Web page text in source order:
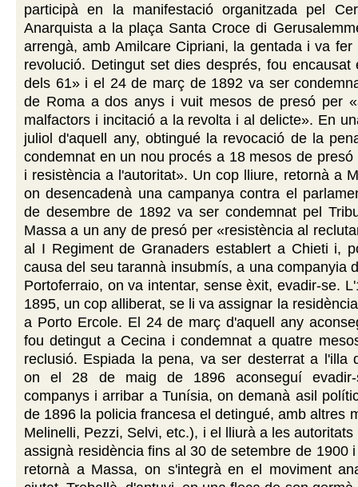
participà en la manifestació organitzada pel
Anarquista a la plaça Santa Croce di
arrengà, amb Amilcare Cipriani, la gentada i va
revolució. Detingut set dies després, fou encausat
dels 61» i el 24 de març de 1892 va ser
de Roma a dos anys i vuit mesos de presó per
malfactors i incitació a la revolta i al delicte». En
juliol d'aquell any, obtingué la revocació de la
condemnat en un nou procés a 18 mesos de presó
i resistència a l'autoritat». Un cop lliure, retornà a
on desencadenà una campanya contra el
de desembre de 1892 va ser condemnat pel
Massa a un any de presó per «resistència al
al I Regiment de Granaders establert a Chieti i,
causa del seu tarannà insubmís, a una companyia
Portoferraio, on va intentar, sense èxit, evadir-se.
1895, un cop alliberat, se li va assignar la
a Porto Ercole. El 24 de març d'aquell any
fou detingut a Cecina i condemnat a quatre
reclusió. Espiada la pena, va ser desterrat a l'illa
on el 28 de maig de 1896 aconseguí
companys i arribar a Tunísia, on demanà asil
de 1896 la policia francesa el detingué, amb altres
Melinelli, Pezzi, Selvi, etc.), i el lliurà a les
assignà residència fins al 30 de setembre de 1900
retornà a Massa, on s'integrà en el moviment